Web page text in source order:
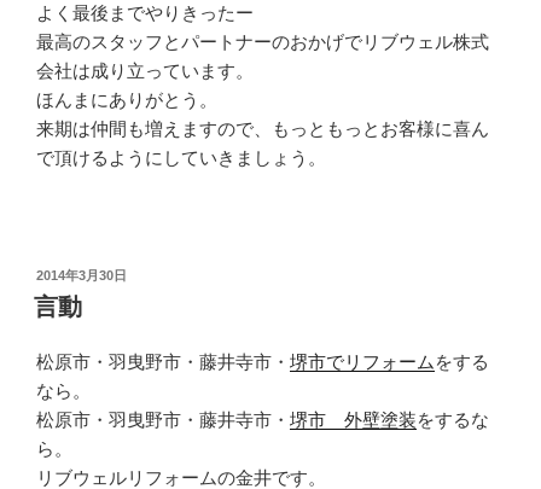
よく最後までやりきったー
最高のスタッフとパートナーのおかげでリブウェル株式
会社は成り立っています。
ほんまにありがとう。
来期は仲間も増えますので、もっともっとお客様に喜ん
で頂けるようにしていきましょう。
投
稿
日:
2014年3月30日
言動
松原市・羽曳野市・藤井寺市・ 堺市でリフォーム をする
なら。
松原市・羽曳野市・藤井寺市・ 堺市 外壁塗装をするな
ら。
リブウェルリフォームの金井です。